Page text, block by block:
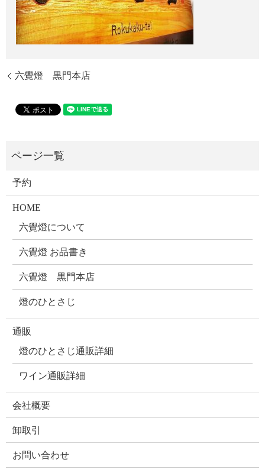
六覺燈 黒門本店
予約
HOME
六覺燈について
六覺燈 お品書き
六覺燈 黒門本店
燈のひとさじ
通販
燈のひとさじ通販詳細
ワイン通販詳細
会社概要
卸取引
お問い合わせ